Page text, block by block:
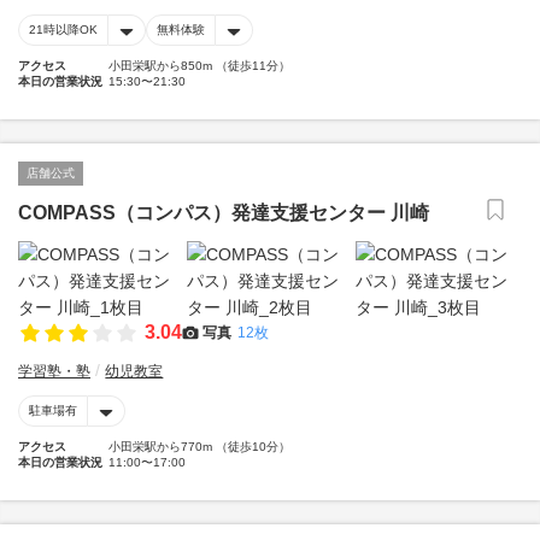
21時以降OK 無料体験
アクセス
小田栄駅から850m （徒歩11分）
本日の営業状況 15:30〜21:30
店舗公式
COMPASS（コンパス）発達支援センター 川崎
3.04 写真 12枚
学習塾・塾 幼児教室
駐車場有
アクセス
小田栄駅から770m （徒歩10分）
本日の営業状況 11:00〜17:00